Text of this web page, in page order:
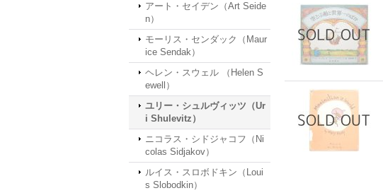
アート・セイデン（Art Seide
n）
モーリス・センダック（Maur
ice Sendak）
ヘレン・スウェル （Helen S
ewell）
ユリー・シュルヴィッツ（Ur
i Shulevitz）
ニコラス・シドジャコフ（Ni
colas Sidjakov）
ルイス・スロボドキン（Loui
s Slobodkin）